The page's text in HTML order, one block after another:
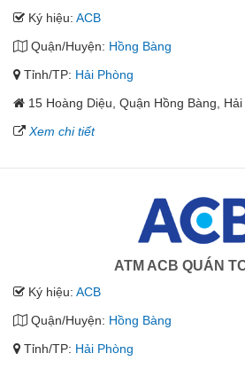
Ký hiệu: ACB
Quận/Huyện: Hồng Bàng
Tỉnh/TP: Hải Phòng
15 Hoàng Diệu, Quận Hồng Bàng, Hải
Xem chi tiết
ATM ACB QUÁN
Ký hiệu: ACB
Quận/Huyện: Hồng Bàng
Tỉnh/TP: Hải Phòng